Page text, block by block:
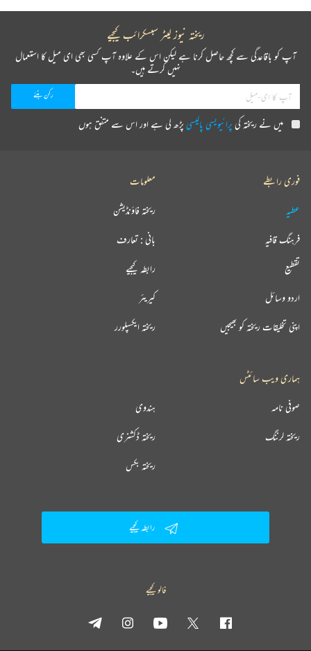
ریختہ نیوز لیٹر سبسکرائب کیجیے
آپ کو باقاعدگی سے کچھ حاصل کرنا ہے لیکن اس کے علاوہ آپ کسی بھی ای میل کا استعمال
نہیں کرتے ہیں۔
میں نے ریختہ کیپرائیویسی پالیسیپڑھ لی ہے اور اس سے متفق ہوں
فوری رابطے
عطیہ
فرہنگ قافیہ
تقطیع
اردو وسائل
اپنی تخلیقات ریختہ کو بھیجیں
معلومات
ریختہ فاؤنڈیشن
بانی : تعارف
رابطہ کیجیے
کیریئر
ریختہ ایکسپلورر
ہماری ویب سائٹس
ہندوی صوفی نامہ
ریختہ ڈکشنری ریختہ لرننگ
ریختہ بکس
رابطہ کیجیے
فالو کیجیے